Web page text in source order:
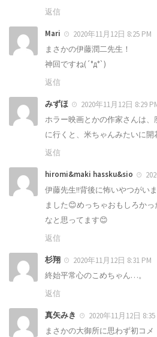
返信
Mari
2020年11月12日 8:25 PM
まさかの伊藤潤二先生！
神回ですね(´°д°`)
返信
みずほ
2020年11月12日 8:29
ホラー映画とかの作家さんは
に行くと、米ちゃんみたいに
返信
hiromi&maki hassku&sio
伊藤先生!!背後に怖いやつがい
ました😊めっちゃおもしろか
なと思ってます😊
返信
杉翔
2020年11月12日 8:31 PM
終始平常心のこめちゃん…。
返信
真矢みき
2020年11月12日 8:35
まさかの大御所に思わず初コメ